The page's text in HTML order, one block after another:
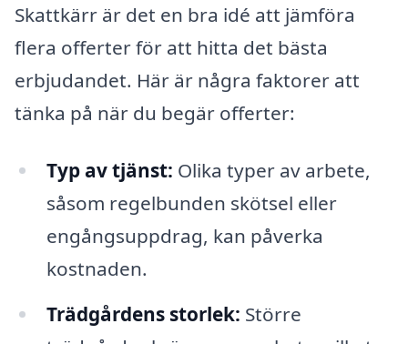
Skattkärr är det en bra idé att jämföra
flera offerter för att hitta det bästa
erbjudandet. Här är några faktorer att
tänka på när du begär offerter:
Typ av tjänst: Olika typer av arbete,
såsom regelbunden skötsel eller
engångsuppdrag, kan påverka
kostnaden.
Trädgårdens storlek: Större